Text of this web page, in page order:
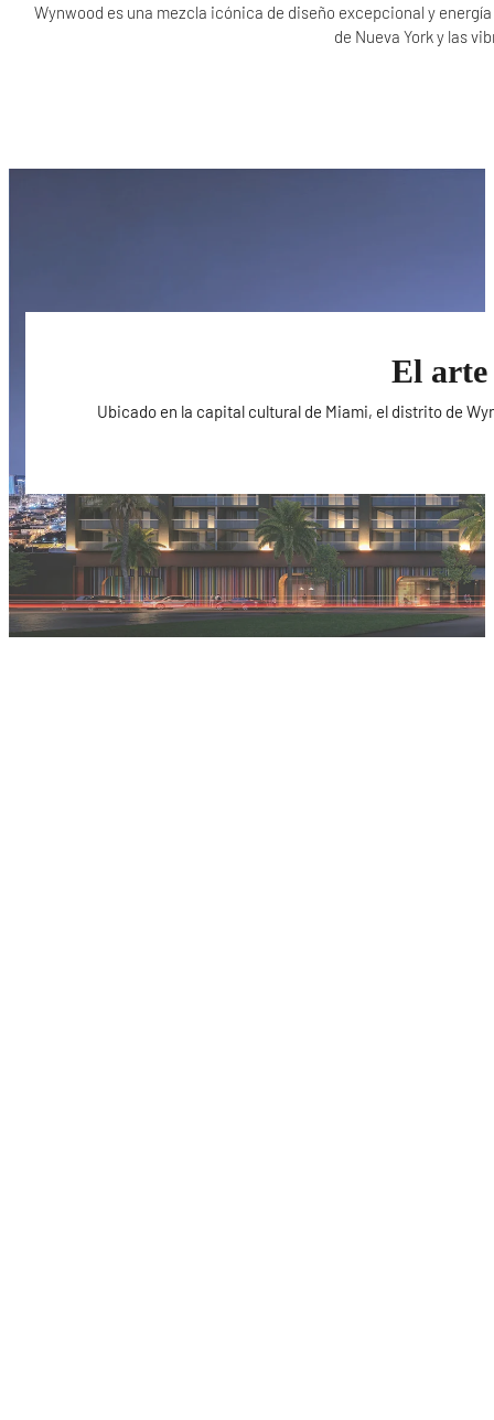
Wynwood es una mezcla icónica de diseño excepcional y
de Nueva York y las
El arte
Ubicado en la capital cultural de Miami, el distrito de